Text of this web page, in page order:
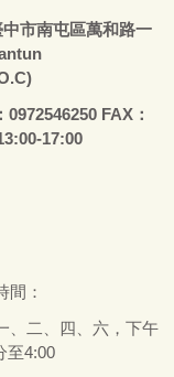
中市南屯區萬和路一
FAX：
17:00
間：
、二、四、六，下午
至4:00